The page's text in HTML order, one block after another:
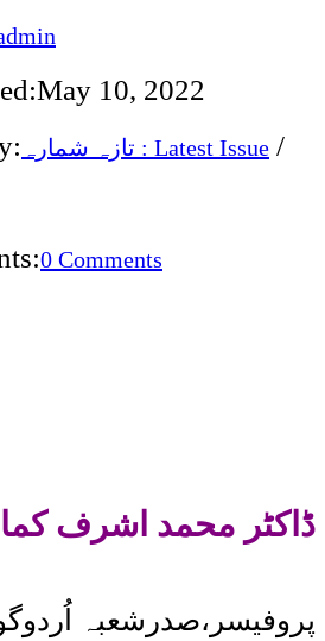
May 10, 2022
تازہ شمارہ : Latest Issue /
0 Comments
ڈاکٹر محمد اشرف
پروفیسر،صدرشعبہ